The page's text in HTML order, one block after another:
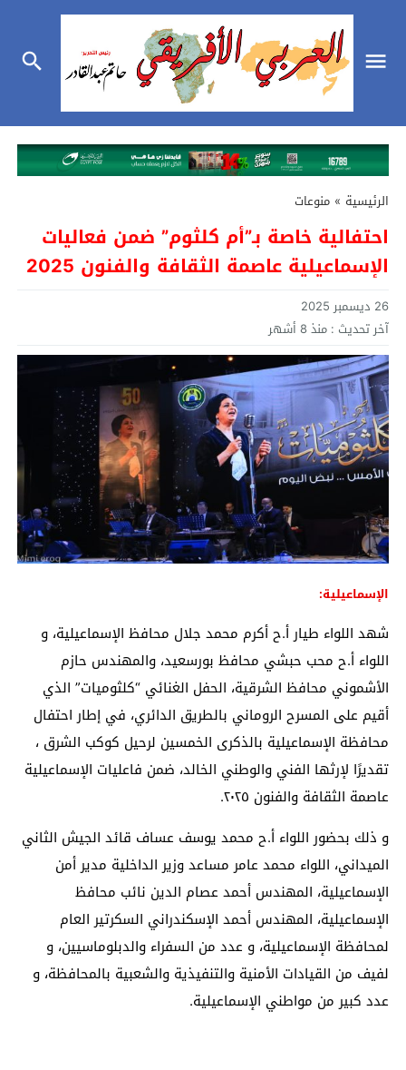
الرئيسية » منوعات
احتفالية خاصة بـ”أم كلثوم” ضمن فعاليات
الإسماعيلية عاصمة الثقافة والفنون 2025
26 ديسمبر 2025
آخر تحديث : منذ 8 أشهر
الإسماعيلية:
شهد اللواء طيار أ.ح أكرم محمد جلال محافظ الإسماعيلية، و
اللواء أ.ح محب حبشي محافظ بورسعيد، والمهندس حازم
الأشموني محافظ الشرقية، الحفل الغنائي “كلثوميات” الذي
أقيم على المسرح الروماني بالطريق الدائري، في إطار احتفال
محافظة الإسماعيلية بالذكرى الخمسين لرحيل كوكب الشرق ،
تقديرًا لإرثها الفني والوطني الخالد، ضمن فاعليات الإسماعيلية
عاصمة الثقافة والفنون ٢٠٢٥.
و ذلك بحضور اللواء أ.ح محمد يوسف عساف قائد الجيش الثاني
الميداني، اللواء محمد عامر مساعد وزير الداخلية مدير أمن
الإسماعيلية، المهندس أحمد عصام الدين نائب محافظ
الإسماعيلية، المهندس أحمد الإسكندراني السكرتير العام
لمحافظة الإسماعيلية، و عدد من السفراء والدبلوماسيين، و
لفيف من القيادات الأمنية والتنفيذية والشعبية بالمحافظة، و
عدد كبير من مواطني الإسماعيلية.